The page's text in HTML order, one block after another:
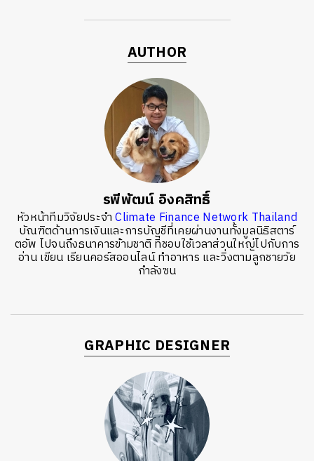
AUTHOR
รพีพัฒน์ อิงคสิทธิ์
หัวหน้าทีมวิจัยประจำClimate Finance Network Thailand
บัณฑิตด้านการเงินและการบัญชีที่เคยผ่านงานทั้งมูลนิธิสตาร์
ตอัพ ไปจนถึงธนาคารข้ามชาติ ที่ชอบใช้เวลาส่วนใหญ่ไปกับการ
อ่าน เขียน เรียนคอร์สออนไลน์ ทำอาหาร และวิ่งตามลูกชายวัย
กำลังซน
GRAPHIC DESIGNER